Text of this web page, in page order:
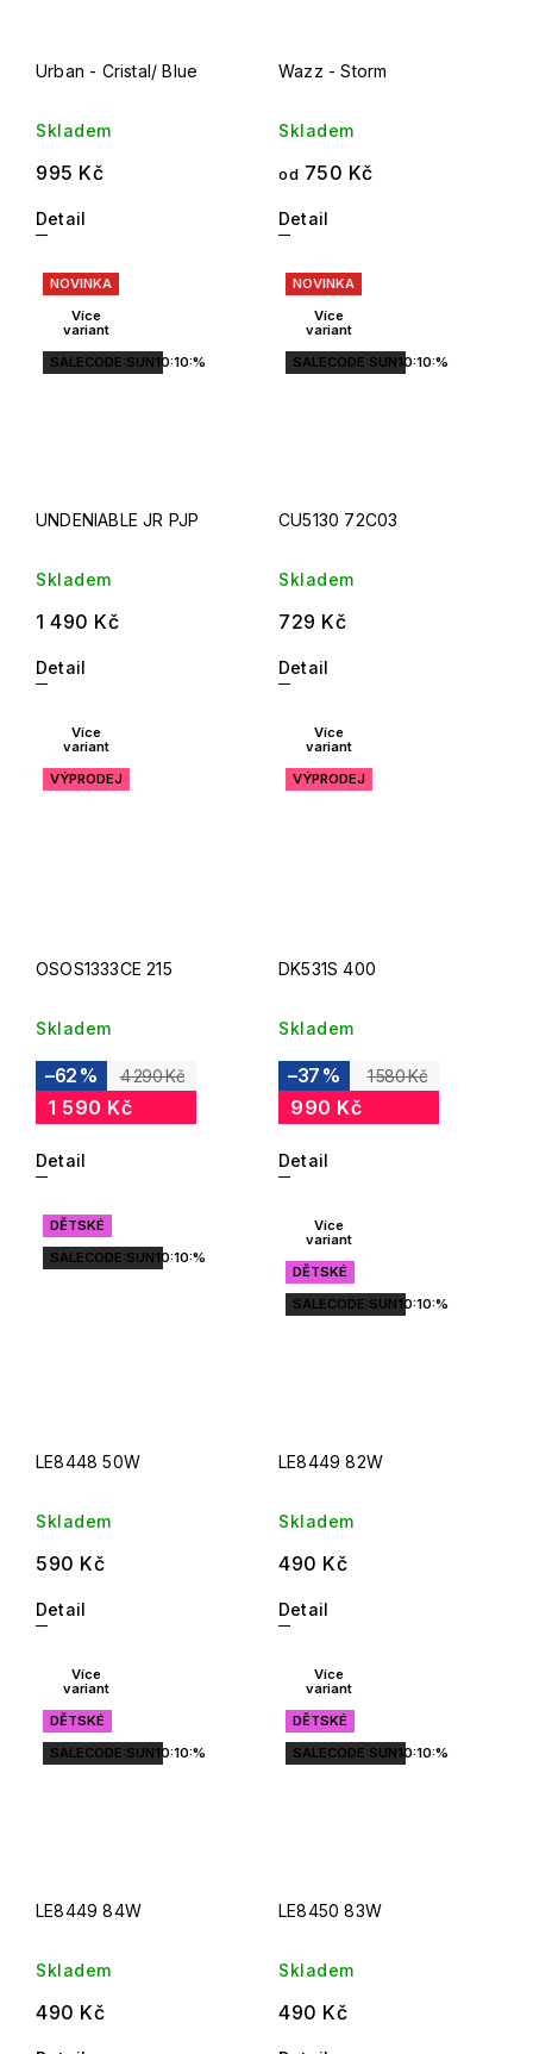
Urban - Cristal/ Blue
Skladem
995 Kč
Detail
Wazz - Storm
Skladem
od 750 Kč
Detail
NOVINKA
Více
variant
SALECODE:SUN10:10:%
UNDENIABLE JR PJP
Skladem
1 490 Kč
Detail
NOVINKA
Více
variant
SALECODE:SUN10:10:%
CU5130 72C03
Skladem
729 Kč
Detail
Více
variant
VÝPRODEJ
OSOS1333CE 215
Skladem
4 290 Kč
–62 %
1 590 Kč
Detail
Více
variant
VÝPRODEJ
DK531S 400
Skladem
1 580 Kč
–37 %
990 Kč
Detail
DĚTSKÉ
SALECODE:SUN10:10:%
LE8448 50W
Skladem
590 Kč
Detail
Více
variant
DĚTSKÉ
SALECODE:SUN10:10:%
LE8449 82W
Skladem
490 Kč
Detail
Více
variant
DĚTSKÉ
SALECODE:SUN10:10:%
LE8449 84W
Skladem
490 Kč
Více
variant
DĚTSKÉ
SALECODE:SUN10:10:%
LE8450 83W
Skladem
490 Kč